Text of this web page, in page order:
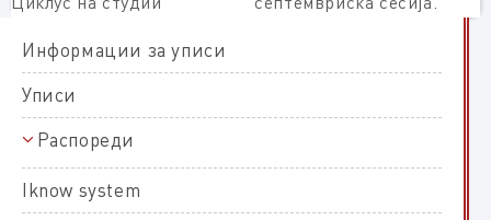
Информации за уписи
Уписи
Распореди
Распореди на полагање
Распореди на настава
Iknow system